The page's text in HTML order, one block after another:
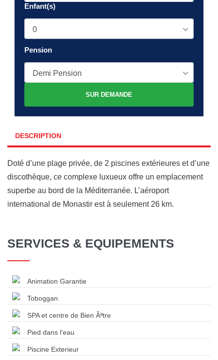
Enfant(s)
0
Pension
Demi Pension
SUR DEMANDE
DESCRIPTION
Doté d’une plage privée, de 2 piscines extérieures et d’une
discothèque, ce complexe luxueux offre un emplacement
superbe au bord de la Méditerranée. L’aéroport
international de Monastir est à seulement 26 km.
SERVICES & EQUIPEMENTS
Animation Garantie
Toboggan
SPA et centre de Bien Ãªtre
Pied dans l'eau
Piscine Exterieur